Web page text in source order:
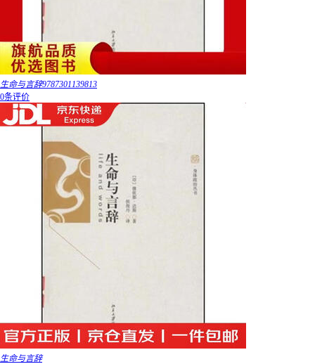
生命与言辞9787301139813
0条评价
生命与言辞